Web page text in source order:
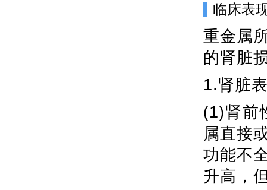
临床表
重金属
的肾脏
1.肾脏
(1)肾前
属直接
功能不
升高，